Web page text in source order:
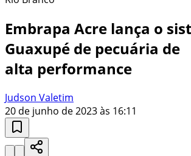
Embrapa Acre lança o
Guaxupé de pecuária de
alta performance
Judson Valetim
20 de junho de 2023 às 16:11